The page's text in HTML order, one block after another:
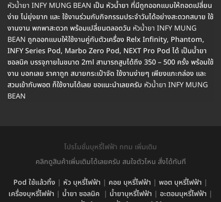
หัวน้ำยา INFY MUNG BEAN เป็น หัวน้ำยา ที่มีถูกออกแบบให้ถอดเปลี่ยน
ง่าย ไม่ยุ่งยาก และ ใช้งานร่วมกับกิจกรรมประจำวันได้อย่างสะดวกสบาย ใช้
งานงาน พกพาสะดวก พร้อมเปลี่ยนตลอดวัน หัวน้ำยา INFY MUNG
BEAN ถูกออกแบบให้ใช้งานคู่กับตัวเครื่อง Relx Infinity, Phantom,
INFY Series Pod, Marbo Zero Pod, NEXT Pro Pod ได้ เป็นน้ำยา
ซอลนิค บรรจุภายในขนาด 2ml สามารถสูบได้ถึง 350 – 500 ครั้ง พร้อมใช้
งาน บอกเลย ราคาถูก สบายกระเป๋าจัด ใช้งานง่ายๆ เพียงแกะกล่อง และ
สวมเข้ากับพอต ก็ใช้งานได้เลย ขอแนะนำเลยครับ หัวน้ำยา INFY MUNG
BEAN
โปรโมชั่นบุหรี่ไฟฟ้า กทม เพิ่มเติม
คลิกดูสินค้าเพิ่มเติมได้เลยครับ สนใจตัวไหน สั่งได้ทันที
Pod ใช้แล้วทิ้ง | หัว บุหรี่ไฟฟ้า | คอย บุหรี่ไฟฟ้า | พอต บุหรี่ไฟฟ้า |
เครื่องบุหรี่ไฟฟ้า | น้ำยา ซอลนิค | น้ำยาบุหรี่ไฟฟ้า | อะตอมบุหรี่ไฟฟ้า |